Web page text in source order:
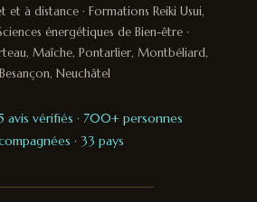
et à distance · Formations Reiki Usui,
énergétiques de Bien-être ·
Maîche, Pontarlier, Montbéliard,
Besançon, Neuchâtel
avis vérifiés · 700+ personnes
· 33 pays